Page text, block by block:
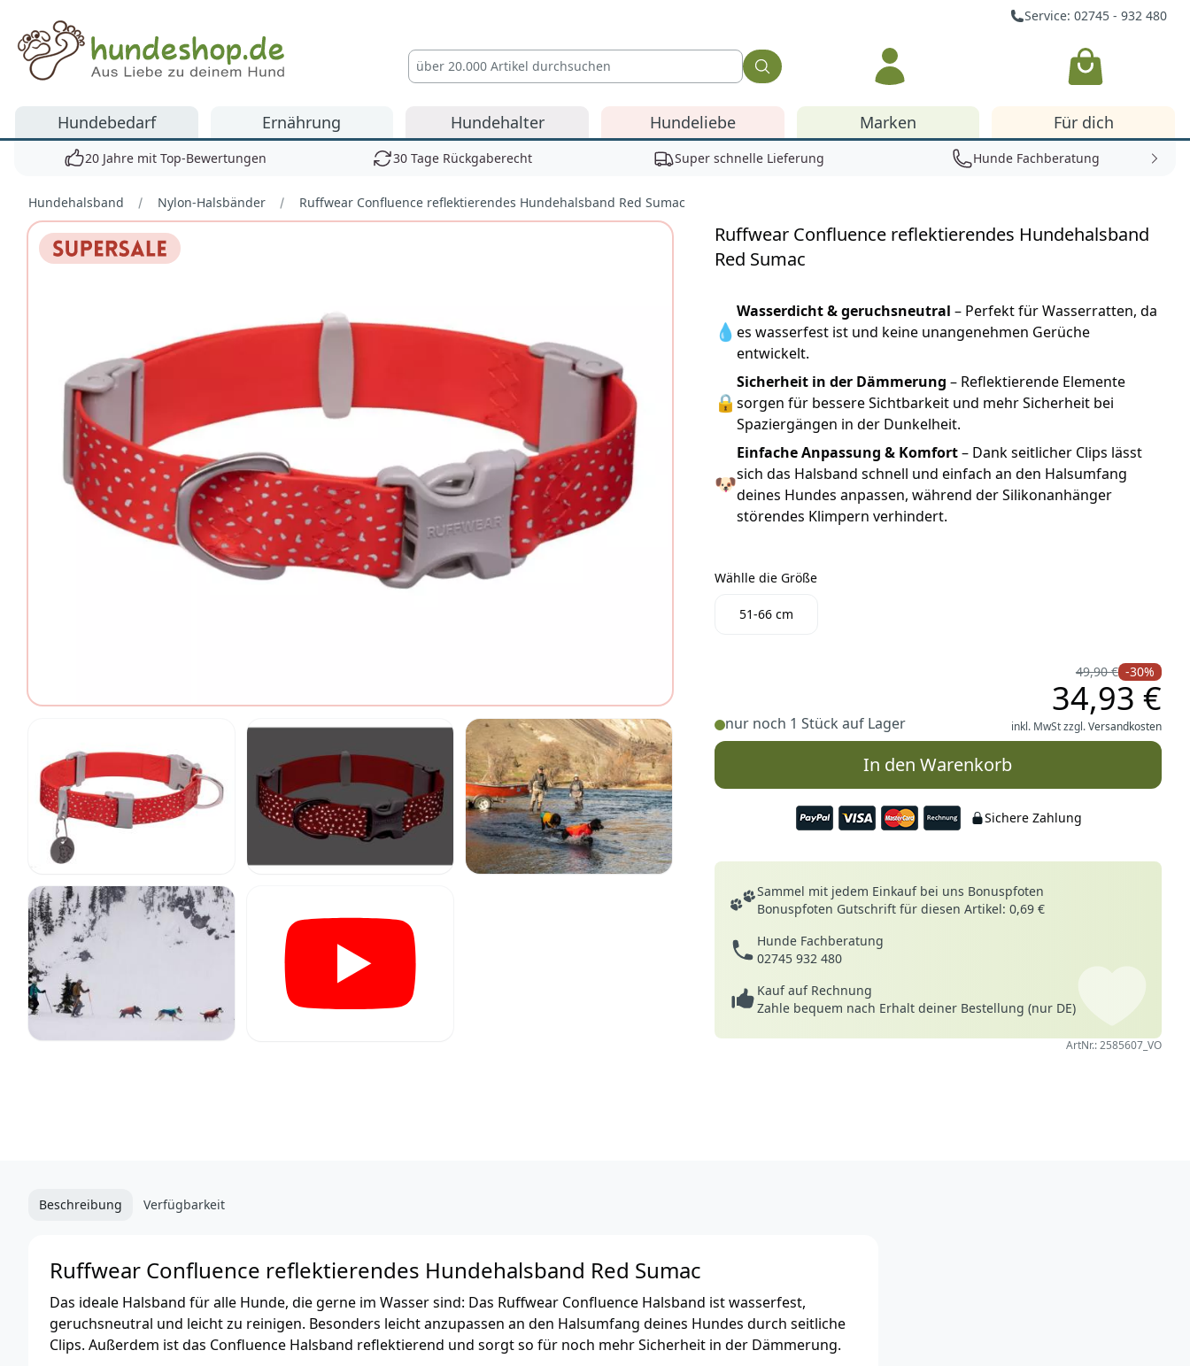
Service: 02745 - 932 480
Hundeshop.de
Warenkorb
Hundebedarf Ernährung Hundehalter Hundeliebe Marken Für dich
20 Jahre mit Top-Bewertungen 30 Tage Rückgaberecht Super schnelle Lieferung Hunde Fachberatung
Hundehalsband Nylon-Halsbänder Ruffwear Confluence reflektierendes Hundehalsband Red Sumac
Ruffwear Confluence reflektierendes Hundehalsband
Red Sumac
Bilder
💧
Wasserdicht & geruchsneutral – Perfekt für Wasserratten, da
es wasserfest ist und keine unangenehmen Gerüche
entwickelt.
🔒
Sicherheit in der Dämmerung – Reflektierende Elemente
sorgen für bessere Sichtbarkeit und mehr Sicherheit bei
Spaziergängen in der Dunkelheit.
🐶
Einfache Anpassung & Komfort– Dank seitlicher Clips lässt
sich das Halsband schnell und einfach an den Halsumfang
deines Hundes anpassen, während der Silikonanhänger
störendes Klimpern verhindert.
Wählle die Größe
51-66 cm
nur noch 1 Stück auf Lager
49,90 € -30%
34,93 €
inkl. MwSt zzgl.Versandkosten
In den Warenkorb
Sichere Zahlung
Deine Vorteile
Sammel mit jedem Einkauf bei uns Bonuspfoten
Bonuspfoten Gutschrift für diesen Artikel: 0,69 €
Hunde Fachberatung
02745 932 480
Kauf auf Rechnung
Zahle bequem nach Erhalt deiner Bestellung (nur DE)
ArtNr.: 2585607_VO
Beschreibung Verfügbarkeit
Ruffwear Confluence reflektierendes Hundehalsband Red Sumac
Das ideale Halsband für alle Hunde, die gerne im Wasser sind: Das Ruffwear Confluence Halsband ist wasserfest,
geruchsneutral und leicht zu reinigen. Besonders leicht anzupassen an den Halsumfang deines Hundes durch seitliche
Clips. Außerdem ist das Confluence Halsband reflektierend und sorgt so für noch mehr Sicherheit in der Dämmerung.